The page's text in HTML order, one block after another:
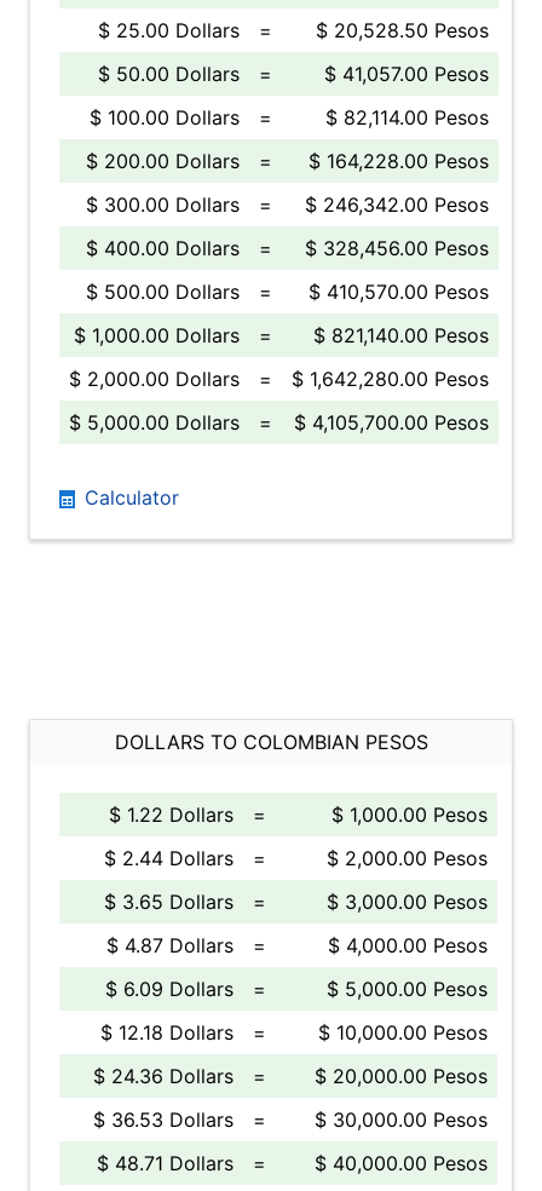
$ 25.00 Dollars
=
$ 20,528.50 Pesos
$ 50.00 Dollars
=
$ 41,057.00 Pesos
$ 100.00 Dollars
=
$ 82,114.00 Pesos
$ 200.00 Dollars
=
$ 164,228.00 Pesos
$ 300.00 Dollars
=
$ 246,342.00 Pesos
$ 400.00 Dollars
=
$ 328,456.00 Pesos
$ 500.00 Dollars
=
$ 410,570.00 Pesos
$ 1,000.00 Dollars
=
$ 821,140.00 Pesos
$ 2,000.00 Dollars
=
$ 1,642,280.00 Pesos
$ 5,000.00 Dollars
= $ 4,105,700.00 Pesos
Calculator
DOLLARS TO COLOMBIAN PESOS
$ 1.22 Dollars =
$ 1,000.00 Pesos
$ 2.44 Dollars
=
$ 2,000.00 Pesos
$ 3.65 Dollars
=
$ 3,000.00 Pesos
$ 4.87 Dollars
=
$ 4,000.00 Pesos
$ 6.09 Dollars
=
$ 5,000.00 Pesos
$ 12.18 Dollars
=
$ 10,000.00 Pesos
$ 24.36 Dollars
=
$ 20,000.00 Pesos
$ 36.53 Dollars
=
$ 30,000.00 Pesos
$ 48.71 Dollars
= $ 40,000.00 Pesos